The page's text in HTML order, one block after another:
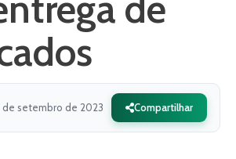
setembro de 2023 Compartilhar